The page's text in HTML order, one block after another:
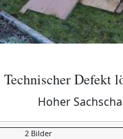
Technischer Defekt
Hoher
2 Bilder